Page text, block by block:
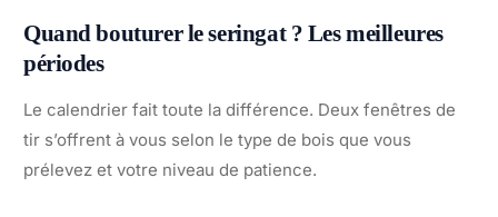
Quand bouturer le seringat ? Les meilleures
périodes
Le calendrier fait toute la différence. Deux fenêtres de
tir s’offrent à vous selon le type de bois que vous
prélevez et votre niveau de patience.